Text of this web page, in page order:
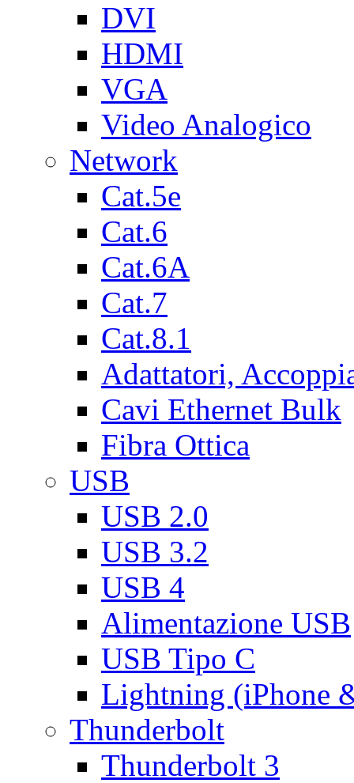
DVI
HDMI
VGA
Video Analogico
Network
Cat.5e
Cat.6
Cat.6A
Cat.7
Cat.8.1
Adattatori,
Cavi Ethernet Bulk
Fibra Ottica
USB
USB 2.0
USB 3.2
USB 4
Alimentazione USB
USB Tipo C
Lightning (iPhone
Thunderbolt
Thunderbolt 3